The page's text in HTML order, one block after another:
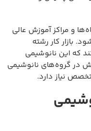
و مراکز آموزش عالی
بازار کار رشته
که این نانوشیمی
در گروه‌های نانوشیمی
نیاز دارد.